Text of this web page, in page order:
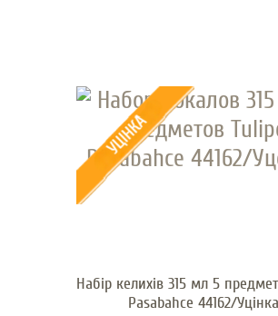
Набір келихів 315 мл 5
Pasabahce 44162/Уцінка